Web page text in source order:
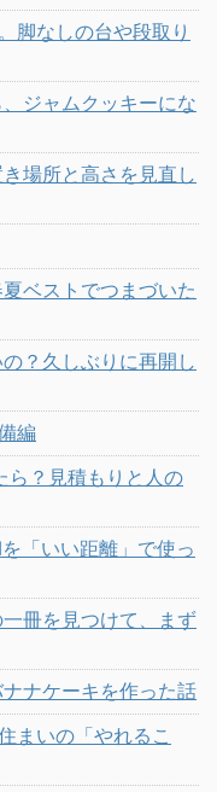
脚なしの台や段取り
ジャムクッキーにな
場所と高さを見直し
ベストでつまづいた
？久しぶりに再開し
編
ら？見積もりと人の
「いい距離」で使っ
冊を見つけて、まず
ナケーキを作った話
まいの「やれるこ